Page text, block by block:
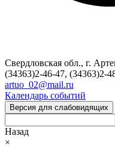
Свердловская обл., г.
(34363)2-46-47, (34363)2-
artuo_02@mail.ru
Календарь событий
Версия для слабовидящих
Назад
×